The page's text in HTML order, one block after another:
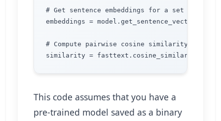
# Get sentence embeddings for a set of
embeddings =
# Compute pairwise cosine similarity between
This code assumes that you have a
pre-trained model saved as a binary